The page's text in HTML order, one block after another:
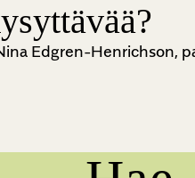
Edgren-Henrichson, p